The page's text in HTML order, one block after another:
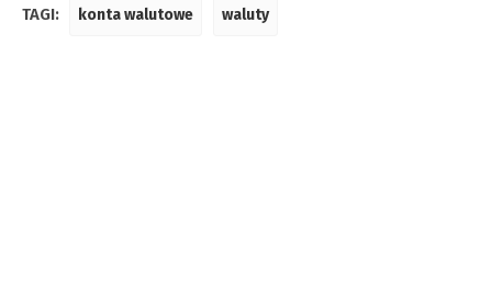
TAGI: konta walutowe waluty